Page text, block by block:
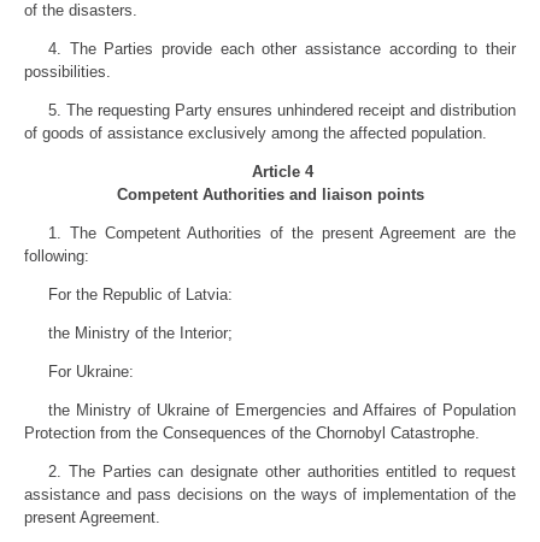
of the disasters.
4. The Parties provide each other assistance according to their
possibilities.
5. The requesting Party ensures unhindered receipt and distribution
of goods of assistance exclusively among the affected population.
Article 4
Competent Authorities and liaison points
1. The Competent Authorities of the present Agreement are the
following:
For the Republic of Latvia:
the Ministry of the Interior;
For Ukraine:
the Ministry of Ukraine of Emergencies and Affaires of Population
Protection from the Consequences of the Chornobyl Catastrophe.
2. The Parties can designate other authorities entitled to request
assistance and pass decisions on the ways of implementation of the
present Agreement.